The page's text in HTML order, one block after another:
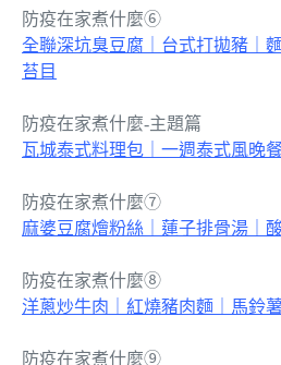
防疫在家煮什麼⑥
全聯深坑臭豆腐｜台式打拋豬｜
苔目
防疫在家煮什麼-主題篇
瓦城泰式料理包｜一週泰式風晚
防疫在家煮什麼⑦
麻婆豆腐燴粉絲｜蓮子排骨湯｜
防疫在家煮什麼⑧
洋蔥炒牛肉｜紅燒豬肉麵｜馬鈴
防疫在家煮什麼⑨